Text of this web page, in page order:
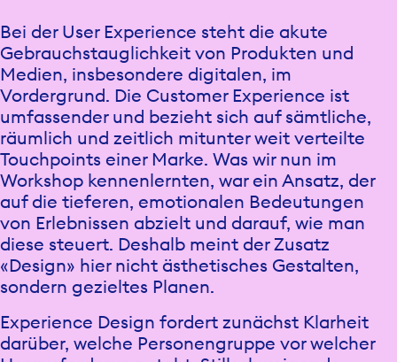
Bei der User Experience steht die akute
Gebrauchstauglichkeit von Produkten und
Medien, insbesondere digitalen, im
Vordergrund. Die Customer Experience ist
umfassender und bezieht sich auf sämtliche,
räumlich und zeitlich mitunter weit verteilte
Touchpoints einer Marke. Was wir nun im
Workshop kennenlernten, war ein Ansatz, der
auf die tieferen, emotionalen Bedeutungen
von Erlebnissen abzielt und darauf, wie man
diese steuert. Deshalb meint der Zusatz
«Design» hier nicht ästhetisches Gestalten,
sondern gezieltes Planen.
Experience Design fordert zunächst Klarheit
darüber, welche Personengruppe vor welcher